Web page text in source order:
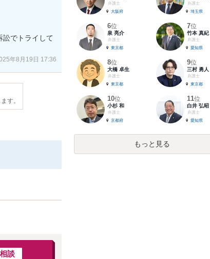
訟でトライして
年8月19日 17:36
す。
談
弁護士
大阪府
弁護士
埼玉県
6位
泉 亮介
弁護士
東京都
7位
竹本 真紀
弁護士
愛知県
8位
大橋 卓生
弁護士
東京都
9位
三村 勇人
弁護士
東京都
10位
小杉 和
弁護士
京都府
11位
白井 弘昭
弁護士
愛知県
もっと見る